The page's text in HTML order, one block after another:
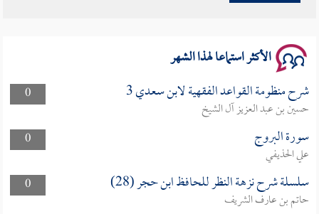
الأكثر استماعا لهذا الشهر
0 شرح منظومة القواعد الفقهية لابن سعدي 3
حسين بن عبد العزيز آل الشيخ
0
سورة البروج
علي الحذيفي
0
سلسلة شرح نزهة النظر للحافظ ابن حجر (28)
حاتم بن عارف الشريف